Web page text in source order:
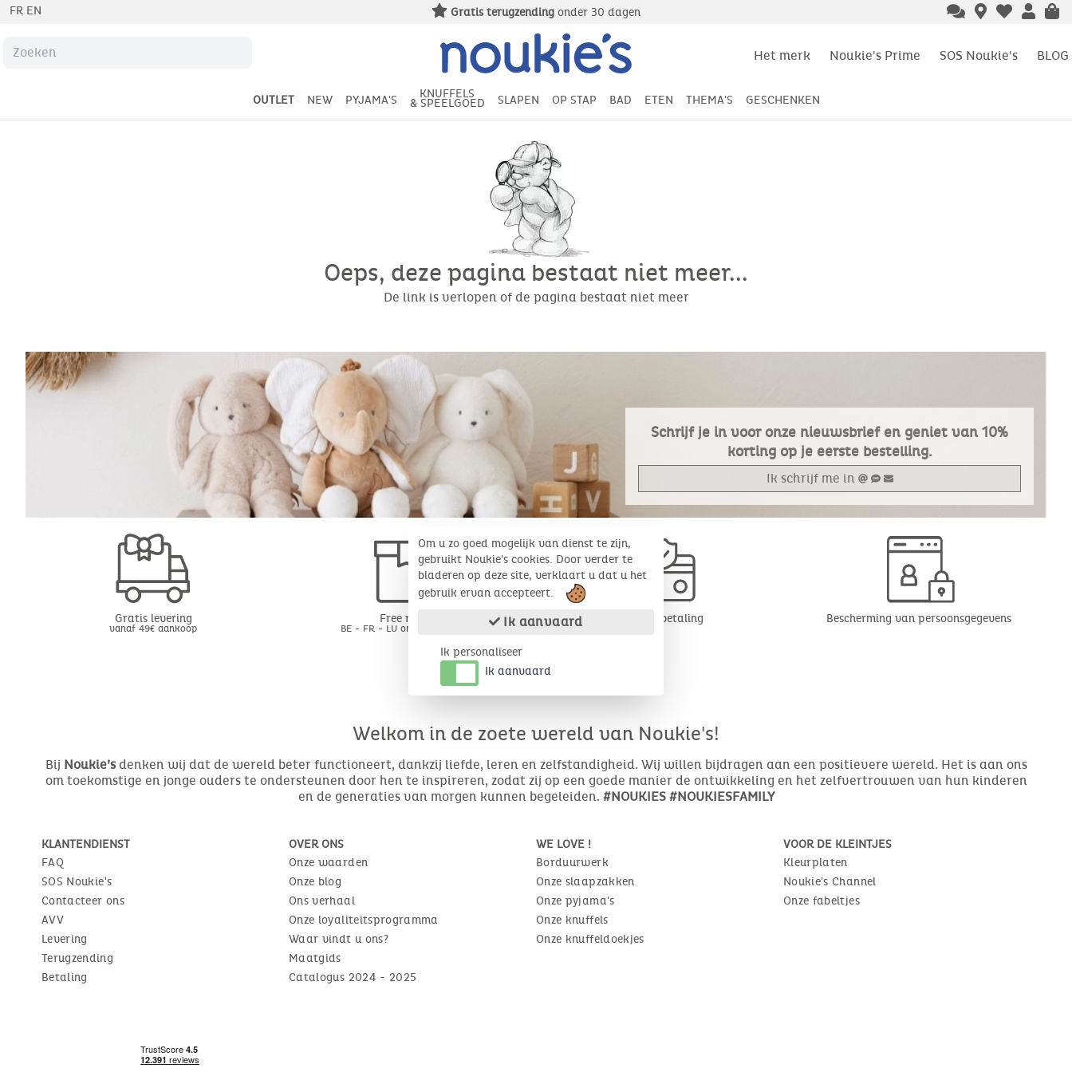
FR EN Gratis terugzending onder 30 dagen
Het merk Noukie's Prime SOS Noukie's BLOG
OUTLET NEW PYJAMA'S KNUFFELS
& SPEELGOED SLAPEN OP STAP BAD ETEN THEMA'S GESCHENKEN
Oeps, deze pagina bestaat niet meer...
De link is verlopen of de pagina bestaat niet meer
Schrijf je in voor onze nieuwsbrief en geniet van 10%
korting op je eerste bestelling.
Ik schrijf me in
Gratis levering
vanaf 49€ aankoop
Free return
BE - FR - LU onder 30 dagen*
Veilige betaling Bescherming van persoonsgegevens
Welkom in de zoete wereld van Noukie's!
Bij Noukie’sdenken wij dat de wereld beter functioneert, dankzij liefde, leren en zelfstandigheid. Wij willen bijdragen aan een positievere wereld. Het is aan ons
om toekomstige en jonge ouders te ondersteunen door hen te inspireren, zodat zij op een goede manier de ontwikkeling en het zelfvertrouwen van hun kinderen
en de generaties van morgen kunnen begeleiden. #NOUKIES #NOUKIESFAMILY
KLANTENDIENST
FAQ
SOS Noukie's
Contacteer ons
AVV
Levering
Terugzending
Betaling
OVER ONS
Onze waarden
Onze blog
Ons verhaal
Onze loyaliteitsprogramma
Waar vindt u ons?
Maatgids
Catalogus 2024 - 2025
WE LOVE !
Borduurwerk
Onze slaapzakken
Onze pyjama's
Onze knuffels
Onze knuffeldoekjes
VOOR DE KLEINTJES
Kleurplaten
Noukie's Channel
Onze fabeltjes
Om u zo goed mogelijk van dienst te zijn,
gebruikt Noukie's cookies. Door verder te
bladeren op deze site, verklaart u dat u het
gebruik ervan accepteert.
Ik aanvaard
Ik personaliseer
Ik aanvaard